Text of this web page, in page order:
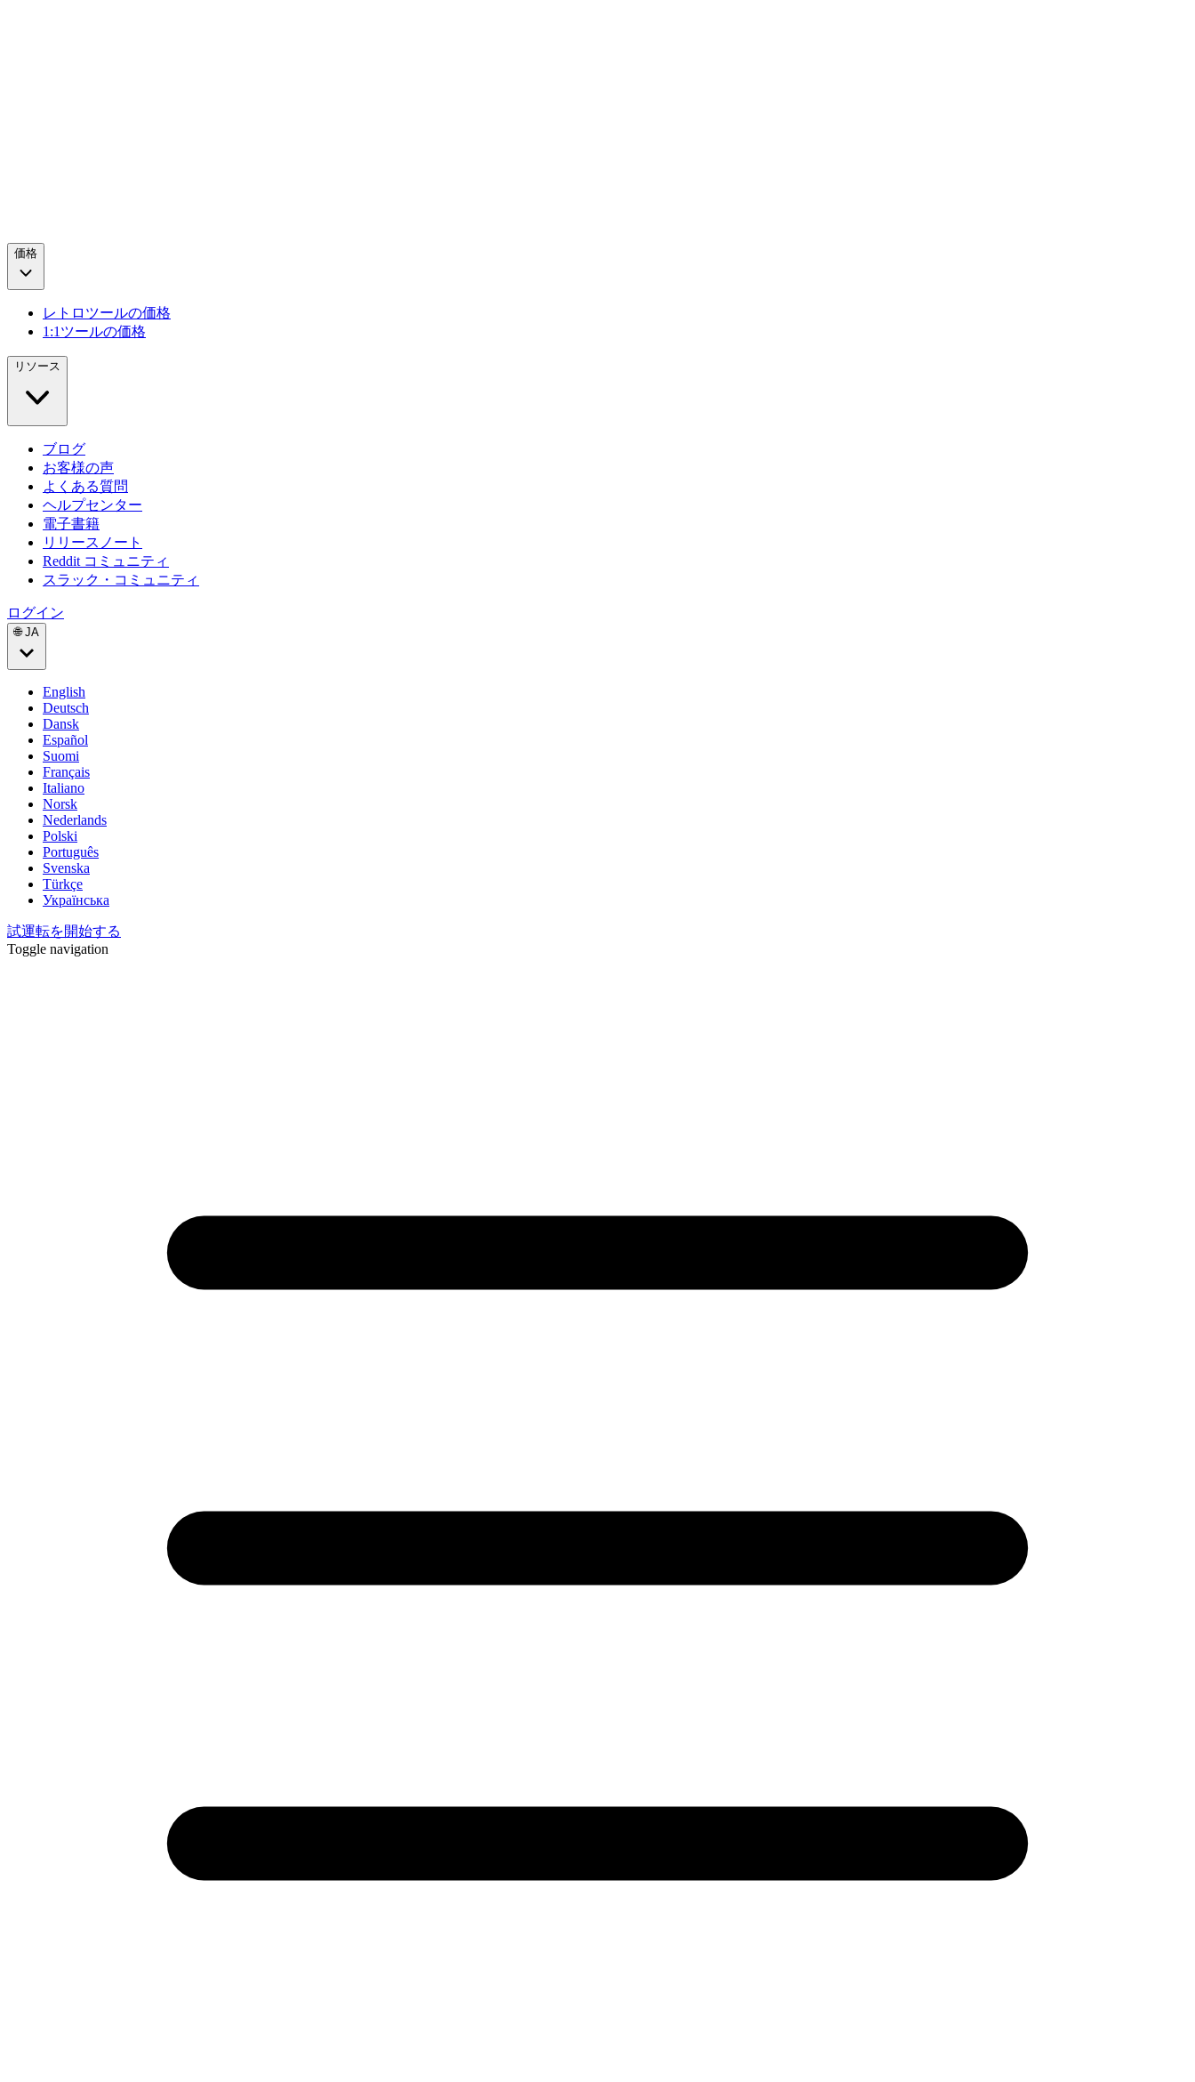
価格
レトロツールの価格
1:1ツールの価格
リソース
ブログ
お客様の声
よくある質問
ヘルプセンター
電子書籍
リリースノート
Reddit コミュニティ
スラック・コミュニティ
ログイン
🌐 JA
English
Deutsch
Dansk
Español
Suomi
Français
Italiano
Norsk
Nederlands
Polski
Português
Svenska
Türkçe
Українська
試運転を開始する
Toggle navigation